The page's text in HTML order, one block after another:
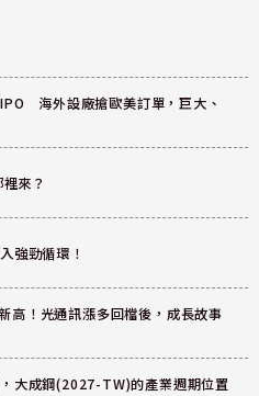
海外設廠搶歐美訂單，巨大、
來？
強勁循環！
高！光通訊漲多回檔後，成長故事
大成鋼(2027-TW)的產業週期位置